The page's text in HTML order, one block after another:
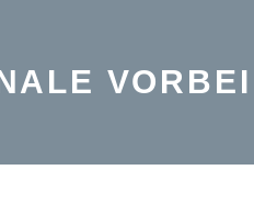
VORBEI